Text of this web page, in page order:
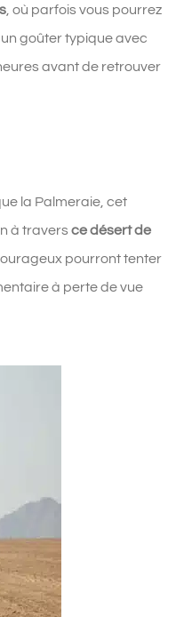
, où parfois vous pourrez
goûter typique avec
avant de retrouver
la Palmeraie, cet
à traversce désert de
pourront tenter
à perte de vue